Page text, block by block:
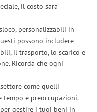
il costo sarà
personalizzabili in
possono includere
il trasporto, lo scarico e
Ricorda che ogni
come quelli
tempo e preoccupazioni.
per gestire i tuoi beni in